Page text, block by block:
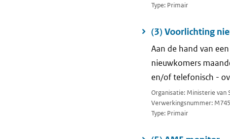
Type: Primair
(3) Voorlichting
Aan de hand van
nieuwkomers
en/of telefonisch -
Organisatie: Ministerie van
Verwerkingsnummer:
Type: Primair